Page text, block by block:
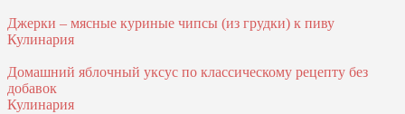
Джерки – мясные куриные чипсы (из грудки) к пиву
Кулинария
Домашний яблочный уксус по классическому рецепту без
добавок
Кулинария